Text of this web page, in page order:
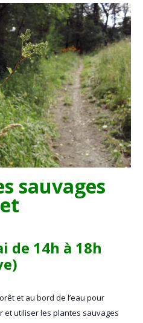
sauvages
et
de 14h à 18h
)
et au bord de l’eau pour
et utiliser les plantes sauvages